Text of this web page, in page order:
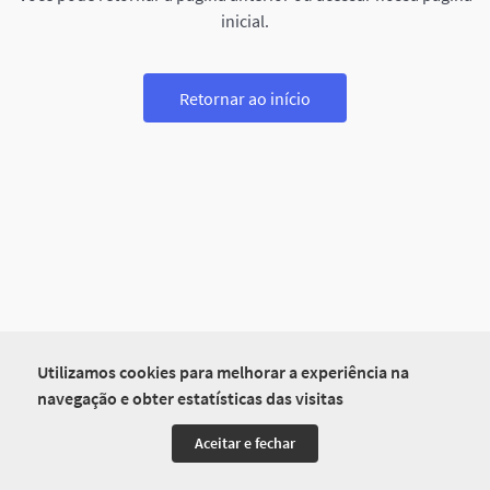
Utilizamos cookies para melhorar a experiência na
navegação e obter estatísticas das visitas
Aceitar e fechar
inicial.
Retornar ao início